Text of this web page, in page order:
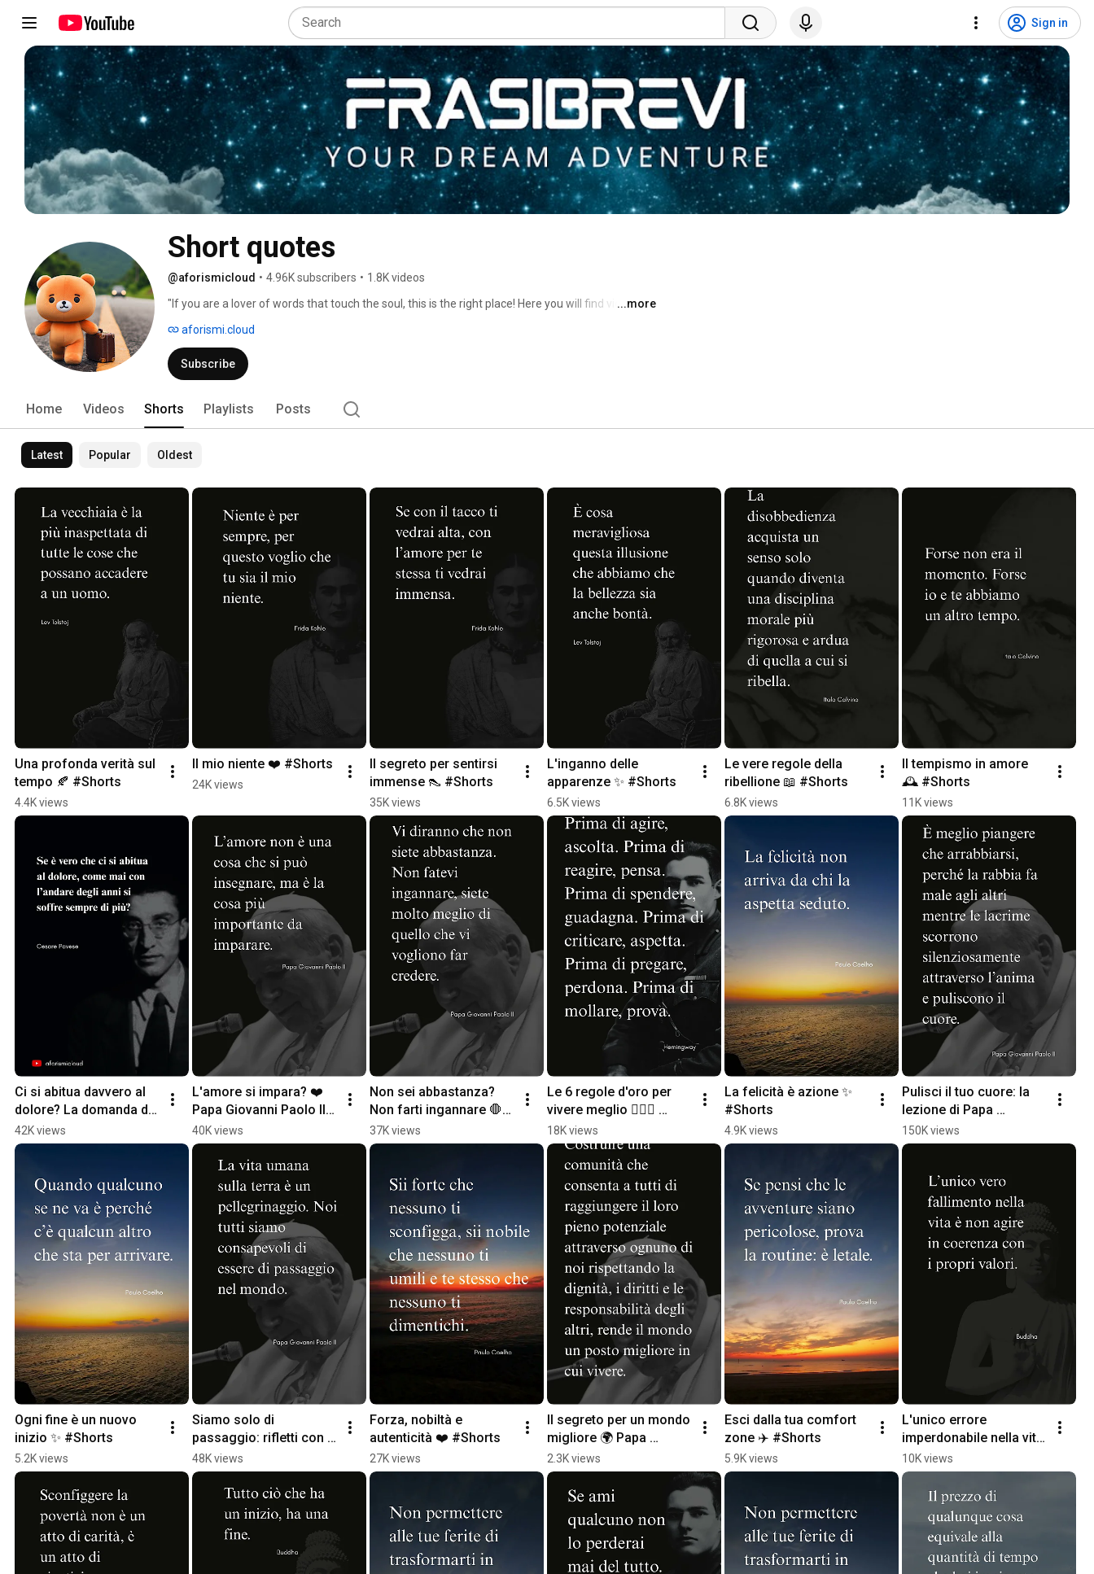
Sign in
Short quotes
@aforismicloud • 4.96K subscribers • 1.8K videos
"If you are a lover of words that touch the soul, this is the right place! Here you will find videos
relaxing music. A journey into the world of thought and beauty, to find inspiration and wisdom.
Subscribe and share your thoughts in the comments!"
...more
aforismi.cloud
Subscribe
Home Videos Shorts Playlists Posts
Latest Popular Oldest
Una profonda verità sul
tempo 🍂 #Shorts
4.4K views
Il mio niente ❤️ #Shorts
24K views
Il segreto per sentirsi
immense 👠 #Shorts
35K views
L'inganno delle
apparenze ✨ #Shorts
6.5K views
Le vere regole della
ribellione 📖 #Shorts
6.8K views
Il tempismo in amore
🕰️ #Shorts
11K views
Ci si abitua davvero al
dolore? La domanda di
Cesare Pavese 🖤
#shorts
42K views
L'amore si impara? ❤️
Papa Giovanni Paolo II
#Shorts
40K views
Non sei abbastanza?
Non farti ingannare 🛑
#Shorts
37K views
Le 6 regole d'oro per
vivere meglio 🧘‍♂️✨
#Saggezza
18K views
La felicità è azione ✨
#Shorts
4.9K views
Pulisci il tuo cuore: la
lezione di Papa
Giovanni Paolo II ✨
#Shorts
150K views
Ogni fine è un nuovo
inizio ✨ #Shorts
5.2K views
Siamo solo di
passaggio: rifletti con
Papa Wojtyła ⏳ #Shorts
48K views
Forza, nobiltà e
autenticità ❤️ #Shorts
27K views
Il segreto per un mondo
migliore 🌍 Papa
Giovanni Paolo II
#Shorts
2.3K views
Esci dalla tua comfort
zone ✈️ #Shorts
5.9K views
L'unico errore
imperdonabile nella vita
🚫
10K views